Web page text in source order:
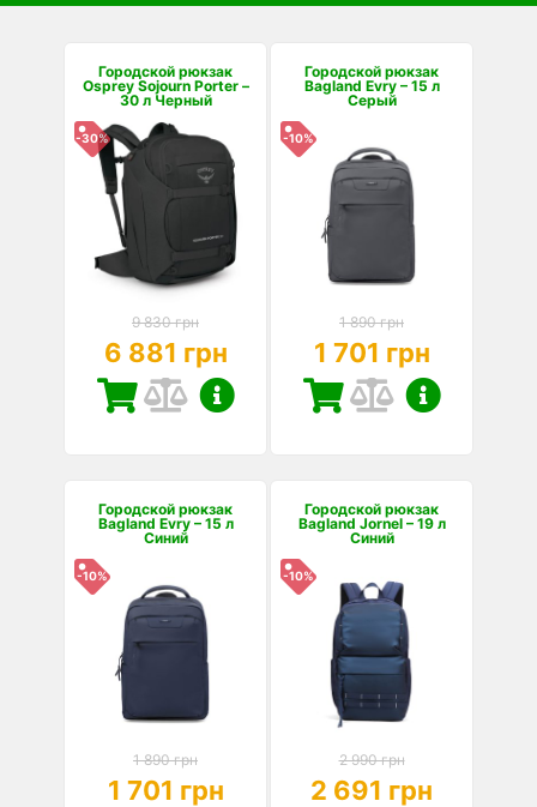
Городской рюкзак
Osprey Sojourn Porter –
30 л Черный
-30%
9 830 грн
6 881 грн
Городской рюкзак
Bagland Evry – 15 л
Серый
-10%
1 890 грн
1 701 грн
Городской рюкзак
Bagland Evry – 15 л
Синий
-10%
1 890 грн
1 701 грн
Городской рюкзак
Bagland Jornel – 19 л
Синий
-10%
2 990 грн
2 691 грн